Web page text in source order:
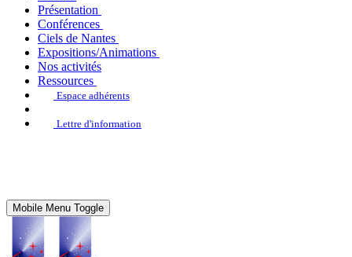
Présentation
Conférences
Ciels de Nantes
Expositions/Animations
Nos activités
Ressources
Espace adhérents
Lettre d'information
Mobile Menu Toggle